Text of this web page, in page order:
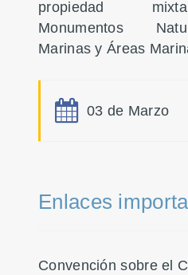
propiedad
Monumentos
Marinas y Áreas
03 de Marzo
Enlaces
Convención sobre el